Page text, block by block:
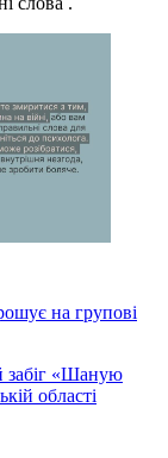
на групові
забіг «Шаную
області